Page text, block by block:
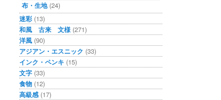
布・生地(24)
迷彩 (13)
和風 古来 文様 (271)
洋風 (90)
アジアン・エスニック (33)
インク・ペンキ (15)
文字 (33)
食物 (12)
高級感 (17)